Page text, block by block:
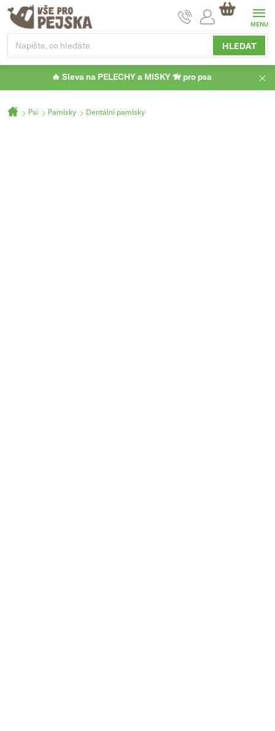
Přejít
obsah
HLEDAT
NÁKUPNÍ
KOŠÍK
🔥 Sleva na PELECHY a MISKY 🦮 pro psa
Domů
Psi Pamlsky Dentální pamlsky